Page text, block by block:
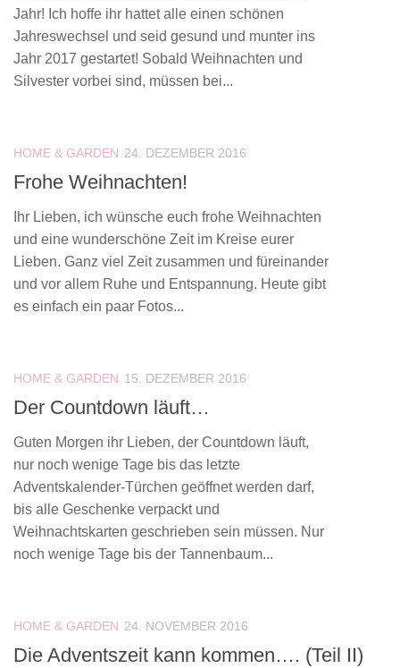
Jahr! Ich hoffe ihr hattet alle einen schönen
Jahreswechsel und seid gesund und munter ins
Jahr 2017 gestartet! Sobald Weihnachten und
Silvester vorbei sind, müssen bei...
HOME & GARDEN 24. DEZEMBER 2016
Frohe Weihnachten!
Ihr Lieben, ich wünsche euch frohe Weihnachten
und eine wunderschöne Zeit im Kreise eurer
Lieben. Ganz viel Zeit zusammen und füreinander
und vor allem Ruhe und Entspannung. Heute gibt
es einfach ein paar Fotos...
HOME & GARDEN 15. DEZEMBER 2016
Der Countdown läuft…
Guten Morgen ihr Lieben, der Countdown läuft,
nur noch wenige Tage bis das letzte
Adventskalender-Türchen geöffnet werden darf,
bis alle Geschenke verpackt und
Weihnachtskarten geschrieben sein müssen. Nur
noch wenige Tage bis der Tannenbaum...
HOME & GARDEN 24. NOVEMBER 2016
Die Adventszeit kann kommen…. (Teil II)